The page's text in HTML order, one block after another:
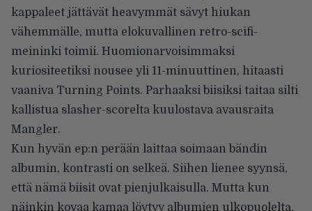
kappaleet jättävät heavymmät sävyt hiukan
vähemmälle, mutta elokuvallinen retro-scifi-
meininki toimii. Huomionarvoisimmaksi
kuriositeetiksi nousee yli 11-minuuttinen, hitaasti
vaaniva Turning Points. Parhaaksi biisiksi taitaa silti
kallistua slasher-scorelta kuulostava avausraita
Mangler.
Kun hyvän ep:n perään laittaa soimaan bändin
albumin, kontrasti on selkeä. Siihen lienee syynsä,
että nämä biisit ovat pienjulkaisulla. Mutta kun
näinkin kovaa kamaa löytyy albumien ulkopuolelta,